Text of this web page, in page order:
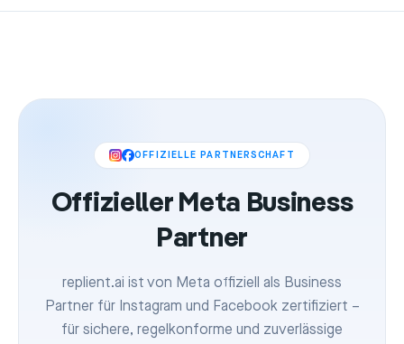
OFFIZIELLE PARTNERSCHAFT
Offizieller Meta Business
Partner
replient.ai ist von Meta offiziell als Business
Partner für Instagram und Facebook zertifiziert –
für sichere, regelkonforme und zuverlässige